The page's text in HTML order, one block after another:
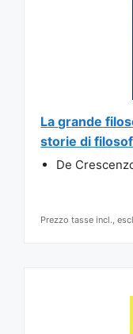
La grande
storie di
De
Prezzo tasse incl.,